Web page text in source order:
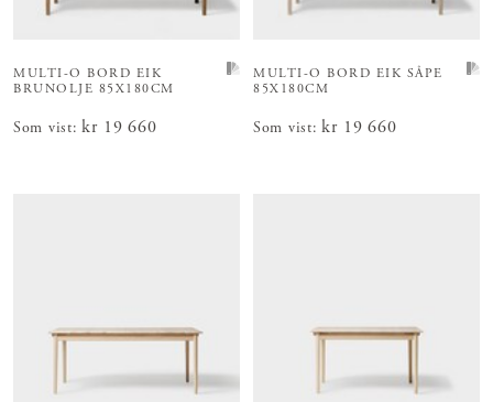
MULTI-O BORD EIK
BRUNOLJE 85X180CM
Som vist: Pris: kr 19 660
kr 19 660
MULTI-O BORD EIK SÅPE
85X180CM
Som vist: Pris: kr 19 660
kr 19 660